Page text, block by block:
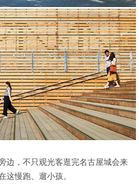
边，不只观光客逛完名古屋城会来
这慢跑、遛小孩。